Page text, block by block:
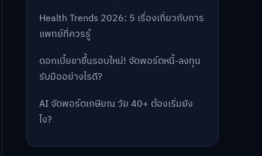
Health Trends 2026: 5 เรื่องเกี่ยวกับการ
แพทย์ที่ควรรู้
ดอกเบี้ยขาขึ้นรอบใหม่! จัดพอร์ตหนี้-ลงทุน
รับมืออย่างไรดี?
AI จัดพอร์ตเกษียณ วัย 40+ ต้องเริ่มยัง
ไง?